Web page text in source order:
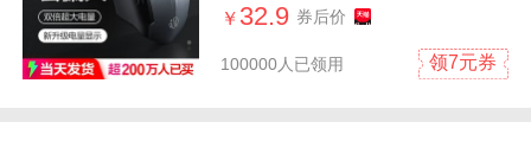
￥ 32.9 券后价
100000人已领用 领7元券